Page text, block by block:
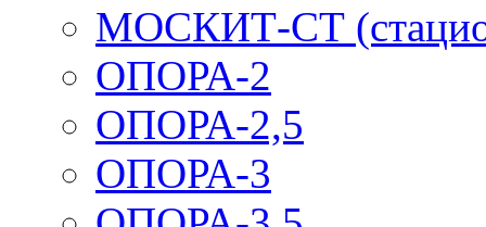
МОСКИТ-СТ
ОПОРА-2
ОПОРА-2,5
ОПОРА-3